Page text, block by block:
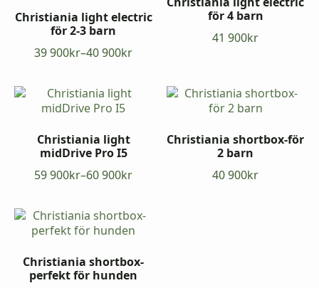
900kr
Christiania light electric
för 2-3 barn
39 900kr–40 900kr
Prisintervall:
900kr
till
40
för 4 barn
41 900kr
Christiania light
midDrive Pro I5
59 900kr–60 900kr
Prisintervall:
900kr
till
60
Christiania shortbox-för
2 barn
40 900kr
Christiania shortbox-
perfekt för hunden